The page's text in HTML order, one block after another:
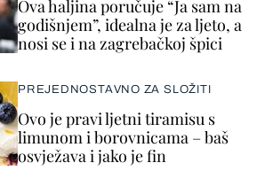
Ova haljina poručuje “Ja sam na
godišnjem”, idealna je za ljeto, a
nosi se i na zagrebačkoj špici
PREJEDNOSTAVNO ZA SLOŽITI
Ovo je pravi ljetni tiramisu s
limunom i borovnicama – baš
osvježava i jako je fin